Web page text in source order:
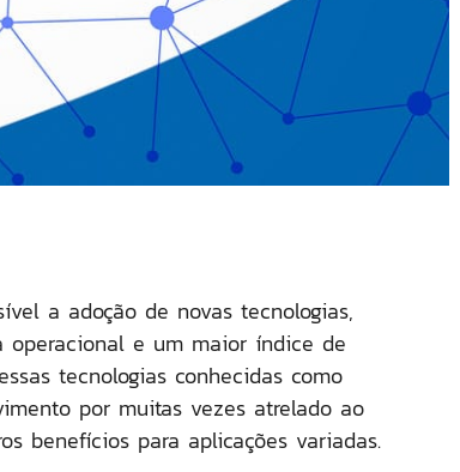
a adoção de novas tecnologias,
e um maior índice de
tecnologias conhecidas como
por muitas vezes atrelado ao
benefícios para aplicações variadas.